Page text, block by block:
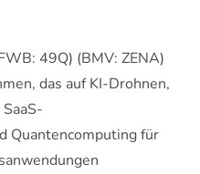
49Q) (BMV: ZENA)
das auf KI-Drohnen,
Quantencomputing für